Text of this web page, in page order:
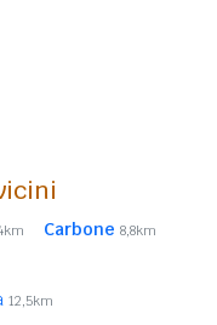
Carbone 8,8km
12,5km